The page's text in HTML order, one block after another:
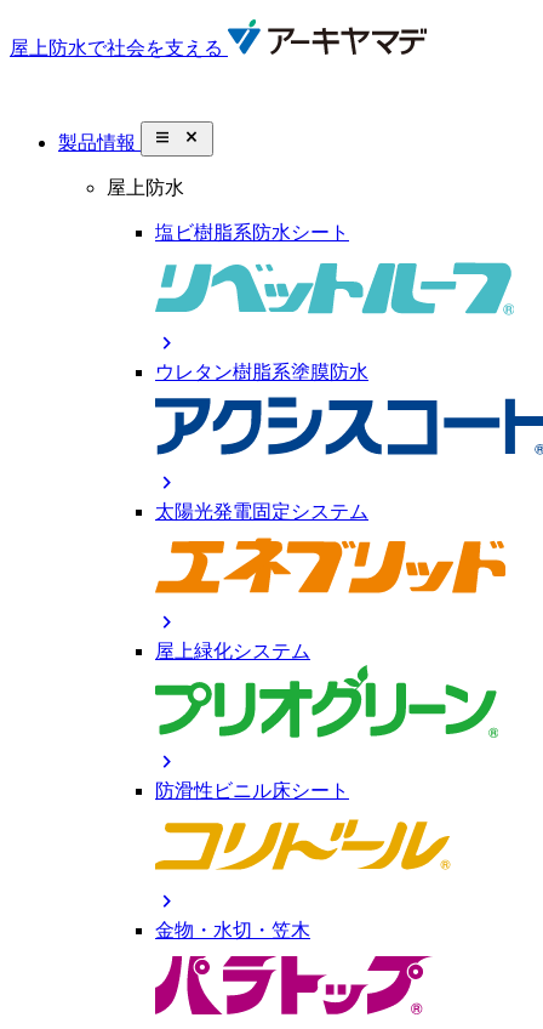
屋上防水で社会を支える
製品情報 close_small
屋上防水
塩ビ樹脂系防水シート
chevron_right
ウレタン樹脂系塗膜防水
chevron_right
太陽光発電固定システム
chevron_right
屋上緑化システム
chevron_right
防滑性ビニル床シート
chevron_right
金物・水切・笠木